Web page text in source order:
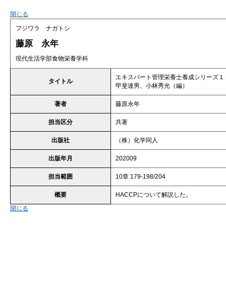
閉じる
フジワラ ナガトシ
藤原 永年
現代生活学部食物栄養学科
タイトル
エキスパート管理栄養士養成シリーズ
甲斐達男、小林秀光（編）
著者 藤原永年
担当区分 共著
出版社 （株）化学同人
出版年月 202009
担当範囲 10章 179-198/204
概要
HACCPについて解説した。
閉じる